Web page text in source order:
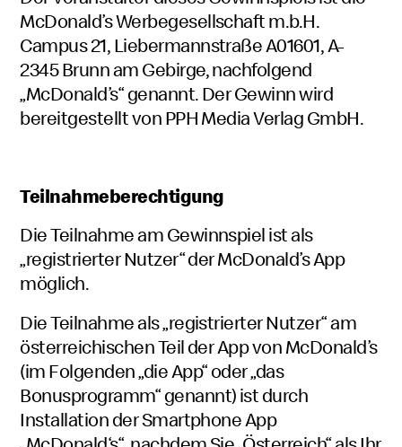
McDonald’s Werbegesellschaft m.b.H.
Campus 21, Liebermannstraße A01601, A-
2345 Brunn am Gebirge, nachfolgend
„McDonald’s“ genannt. Der Gewinn wird
bereitgestellt von PPH Media Verlag GmbH.
Teilnahmeberechtigung
Die Teilnahme am Gewinnspiel ist als
„registrierter Nutzer“ der McDonald’s App
möglich.
Die Teilnahme als „registrierter Nutzer“ am
österreichischen Teil der App von McDonald’s
(im Folgenden „die App“ oder „das
Bonusprogramm“ genannt) ist durch
Installation der Smartphone App